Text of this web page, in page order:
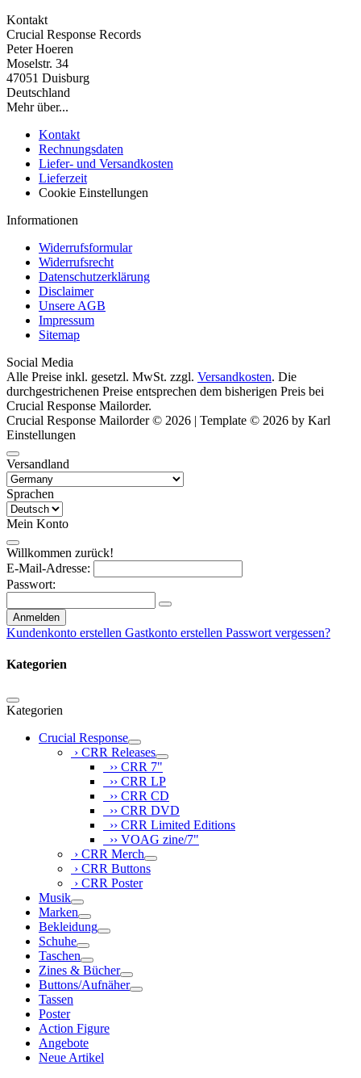
Kontakt
Crucial Response Records
Peter Hoeren
Moselstr. 34
47051 Duisburg
Deutschland
Mehr über...
Kontakt
Rechnungsdaten
Liefer- und Versandkosten
Lieferzeit
Cookie Einstellungen
Informationen
Widerrufsformular
Widerrufsrecht
Datenschutzerklärung
Disclaimer
Unsere AGB
Impressum
Sitemap
Social Media
Alle Preise inkl. gesetzl. MwSt. zzgl. Versandkosten. Die
durchgestrichenen Preise entsprechen dem bisherigen Preis bei
Crucial Response Mailorder.
Crucial Response Mailorder © 2026 | Template © 2026 by Karl
Einstellungen
Versandland
Sprachen
Mein Konto
Willkommen zurück!
E-Mail-Adresse:
Passwort:
Anmelden
Kundenkonto erstellen Gastkonto erstellen Passwort vergessen?
Kategorien
Kategorien
Crucial Response
› CRR Releases
›› CRR 7"
›› CRR LP
›› CRR CD
›› CRR DVD
›› CRR Limited Editions
›› VOAG zine/7"
› CRR Merch
› CRR Buttons
› CRR Poster
Musik
Marken
Bekleidung
Schuhe
Taschen
Zines & Bücher
Buttons/Aufnäher
Tassen
Poster
Action Figure
Angebote
Neue Artikel